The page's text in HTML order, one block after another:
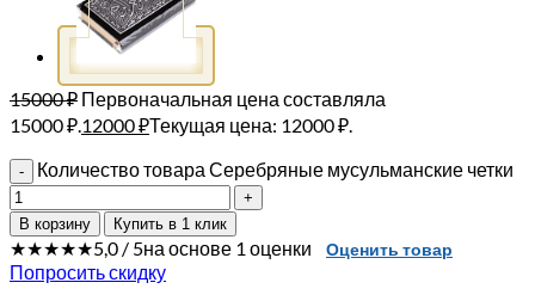
15000₽ Первоначальная цена составляла
15000 ₽. 12000₽Текущая цена: 12000 ₽.
Количество товара Серебряные мусульманские четки
В корзину Купить в 1 клик
★★★★★5,0 / 5на основе 1 оценки Оценить товар
Попросить скидку